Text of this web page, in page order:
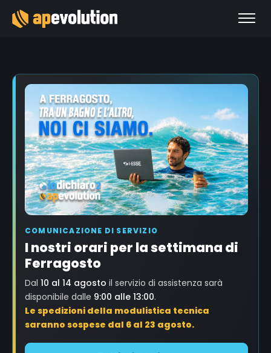
COMUNICAZIONE DI SERVIZIO
I nostri orari per la settimana di
Ferragosto
Dal 10 al 14 agosto il servizio di assistenza sarà
disponibile dalle 9:00 alle 13:00.
Le spedizioni della modulistica tecnica
saranno sospese dal 6 al 23 agosto.